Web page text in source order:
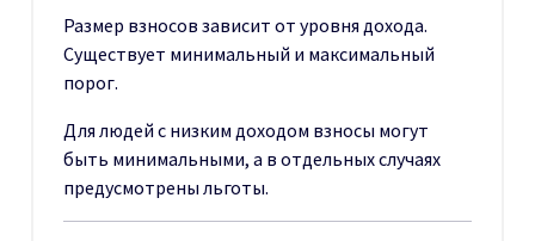
Размер взносов зависит от уровня дохода.
Существует минимальный и максимальный
порог.
Для людей с низким доходом взносы могут
быть минимальными, а в отдельных случаях
предусмотрены льготы.